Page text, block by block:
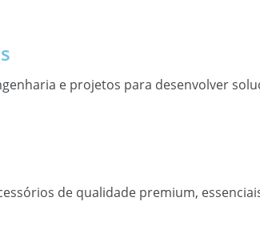
e projetos para desenvolver
de qualidade premium,